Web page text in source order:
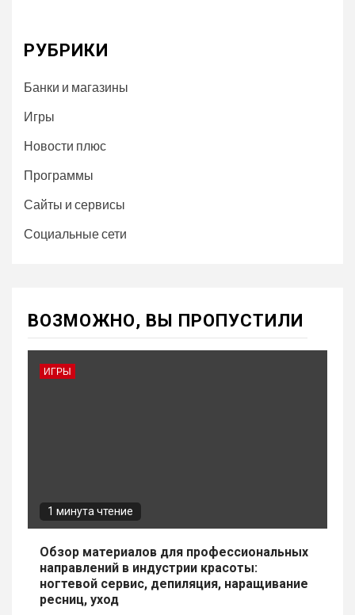
РУБРИКИ
Банки и магазины
Игры
Новости плюс
Программы
Сайты и сервисы
Социальные сети
ВОЗМОЖНО, ВЫ ПРОПУСТИЛИ
ИГРЫ
1 минута чтение
Обзор материалов для профессиональных
направлений в индустрии красоты:
ногтевой сервис, депиляция, наращивание
ресниц, уход